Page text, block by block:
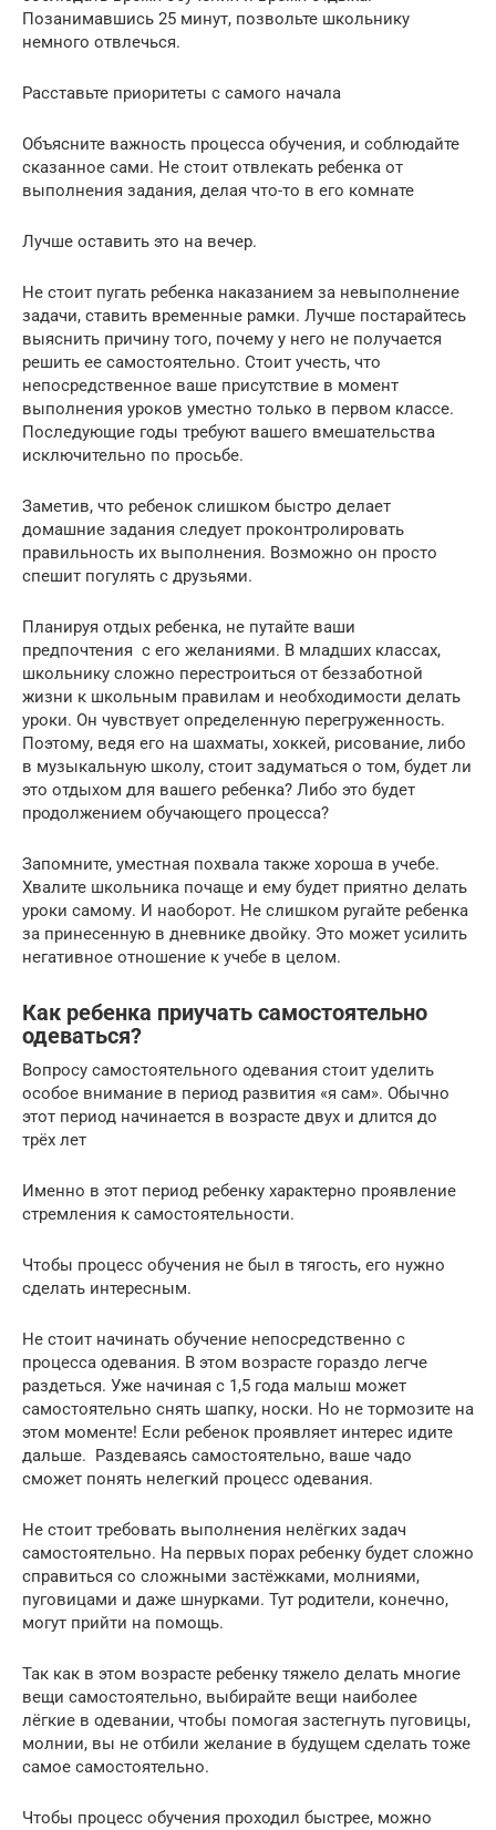
Позанимавшись 25 минут, позвольте школьнику
немного отвлечься.
Расставьте приоритеты с самого начала
Объясните важность процесса обучения, и соблюдайте
сказанное сами. Не стоит отвлекать ребенка от
выполнения задания, делая что-то в его комнате
Лучше оставить это на вечер.
Не стоит пугать ребенка наказанием за невыполнение
задачи, ставить временные рамки. Лучше постарайтесь
выяснить причину того, почему у него не получается
решить ее самостоятельно. Стоит учесть, что
непосредственное ваше присутствие в момент
выполнения уроков уместно только в первом классе.
Последующие годы требуют вашего вмешательства
исключительно по просьбе.
Заметив, что ребенок слишком быстро делает
домашние задания следует проконтролировать
правильность их выполнения. Возможно он просто
спешит погулять с друзьями.
Планируя отдых ребенка, не путайте ваши
предпочтения с его желаниями. В младших классах,
школьнику сложно перестроиться от беззаботной
жизни к школьным правилам и необходимости делать
уроки. Он чувствует определенную перегруженность.
Поэтому, ведя его на шахматы, хоккей, рисование, либо
в музыкальную школу, стоит задуматься о том, будет ли
это отдыхом для вашего ребенка? Либо это будет
продолжением обучающего процесса?
Запомните, уместная похвала также хороша в учебе.
Хвалите школьника почаще и ему будет приятно делать
уроки самому. И наоборот. Не слишком ругайте ребенка
за принесенную в дневнике двойку. Это может усилить
негативное отношение к учебе в целом.
Как ребенка приучать самостоятельно
одеваться?
Вопросу самостоятельного одевания стоит уделить
особое внимание в период развития «я сам». Обычно
этот период начинается в возрасте двух и длится до
трёх лет
Именно в этот период ребенку характерно проявление
стремления к самостоятельности.
Чтобы процесс обучения не был в тягость, его нужно
сделать интересным.
Не стоит начинать обучение непосредственно с
процесса одевания. В этом возрасте гораздо легче
раздеться. Уже начиная с 1,5 года малыш может
самостоятельно снять шапку, носки. Но не тормозите на
этом моменте! Если ребенок проявляет интерес идите
дальше. Раздеваясь самостоятельно, ваше чадо
сможет понять нелегкий процесс одевания.
Не стоит требовать выполнения нелёгких задач
самостоятельно. На первых порах ребенку будет сложно
справиться со сложными застёжками, молниями,
пуговицами и даже шнурками. Тут родители, конечно,
могут прийти на помощь.
Так как в этом возрасте ребенку тяжело делать многие
вещи самостоятельно, выбирайте вещи наиболее
лёгкие в одевании, чтобы помогая застегнуть пуговицы,
молнии, вы не отбили желание в будущем сделать тоже
самое самостоятельно.
Чтобы процесс обучения проходил быстрее, можно